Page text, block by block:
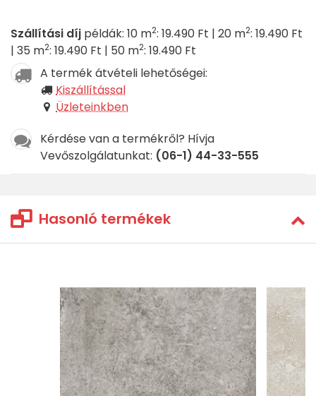
Szállítási díj példák: 10 m2: 19.490 Ft | 20 m2: 19.490 Ft
| 35 m2: 19.490 Ft | 50 m2: 19.490 Ft
A termék átvételi lehetőségei:
Kiszállítással
Üzleteinkben
Kérdése van a termékről? Hívja
Vevőszolgálatunkat: (06-1) 44-33-555
Hasonló termékek